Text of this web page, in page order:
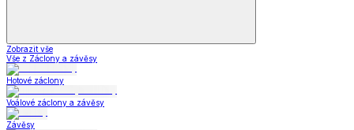
Zobrazit vše
Vše z Záclony a závěsy
Hotové záclony
Voálové záclony a závěsy
Závěsy